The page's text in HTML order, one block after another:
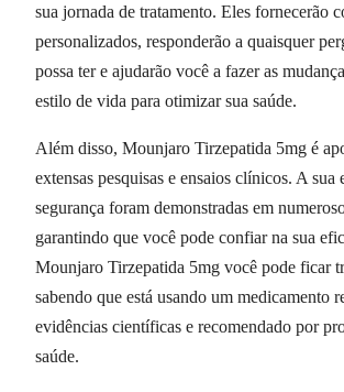
sua jornada de tratamento. Eles fornecerão
personalizados, responderão a quaisquer
possa ter e ajudarão você a fazer as
estilo de vida para otimizar sua saúde.
Além disso, Mounjaro Tirzepatida 5mg é
extensas pesquisas e ensaios clínicos. A sua
segurança foram demonstradas em
garantindo que você pode confiar na sua
Mounjaro Tirzepatida 5mg você pode ficar
sabendo que está usando um medicamento
evidências científicas e recomendado por
saúde.